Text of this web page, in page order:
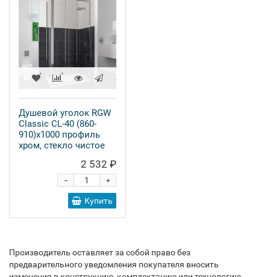
Душевой уголок RGW
Classic CL-40 (860-
910)х1000 профиль
хром, стекло чистое
2 532 ₽
+
-
Купить
Производитель оставляет за собой право без
предварительного уведомления покупателя вносить